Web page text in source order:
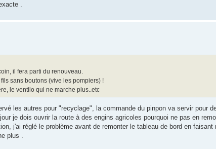
.
il fera parti du renouveau.
sans boutons (vive les pompiers) !
le ventilo qui ne marche plus..etc
les autres pour "recyclage", la commande du pinpon va servir pour
je dois ouvrir la route à des engins agricoles pourquoi ne pas en
j'ai réglé le problème avant de remonter le tableau de bord en faisant
plus .